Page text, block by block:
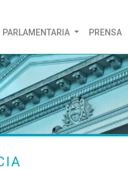
PARLAMENTARIA PRENSA